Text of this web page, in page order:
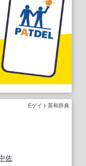
Eゲイト英和辞典
佐